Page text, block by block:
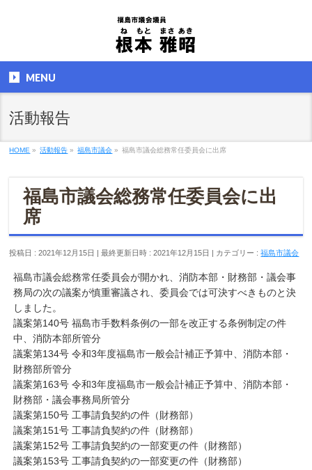
MENU
活動報告
HOME » 活動報告 » 福島市議会 » 福島市議会総務常任委員会に出席
福島市議会総務常任委員会に出
席
投稿日 : 2021年12月15日 最終更新日時 : 2021年12月15日 カテゴリー :福島市議会
福島市議会総務常任委員会が開かれ、消防本部・財務部・議会事
務局の次の議案が慎重審議され、委員会では可決すべきものと決
しました。
議案第140号 福島市手数料条例の一部を改正する条例制定の件
中、消防本部所管分
議案第134号 令和3年度福島市一般会計補正予算中、消防本部・
財務部所管分
議案第163号 令和3年度福島市一般会計補正予算中、消防本部・
財務部・議会事務局所管分
議案第150号 工事請負契約の件（財務部）
議案第151号 工事請負契約の件（財務部）
議案第152号 工事請負契約の一部変更の件（財務部）
議案第153号 工事請負契約の一部変更の件（財務部）